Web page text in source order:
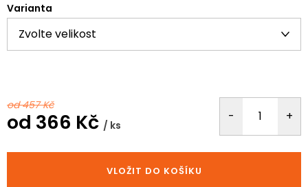
Varianta
od 457 Kč
od 366 Kč / ks
cena:
VLOŽIT DO KOŠÍKU